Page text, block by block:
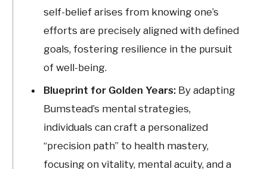
self-belief arises from knowing one’s
efforts are precisely aligned with defined
goals, fostering resilience in the pursuit
of well-being.
Blueprint for Golden Years: By adapting
Bumstead’s mental strategies,
individuals can craft a personalized
“precision path” to health mastery,
focusing on vitality, mental acuity, and a